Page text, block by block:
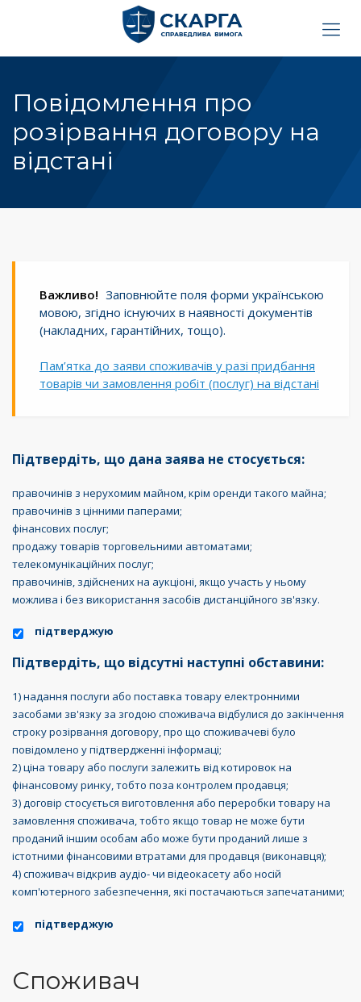
Повідомлення про
розірвання договору на
відстані
Важливо! Заповнюйте поля форми українською
мовою, згідно існуючих в наявності документів
(накладних, гарантійних, тощо).
Пам’ятка до заяви споживачів у разі придбання
товарів чи замовлення робіт (послуг) на відстані
Підтвердіть, що дана заява не стосується:
правочинів з нерухомим майном, крім оренди такого майна;
правочинів з цінними паперами;
фінансових послуг;
продажу товарів торговельними автоматами;
телекомунікаційних послуг;
правочинів, здійснених на аукціоні, якщо участь у ньому
можлива і без використання засобів дистанційного зв'язку.
підтверджую
Підтвердіть, що відсутні наступні обставини:
1) надання послуги або поставка товару електронними
засобами зв'язку за згодою споживача відбулися до закінчення
строку розірвання договору, про що споживачеві було
повідомлено у підтвердженні інформаці;
2) ціна товару або послуги залежить від котировок на
фінансовому ринку, тобто поза контролем продавця;
3) договір стосується виготовлення або переробки товару на
замовлення споживача, тобто якщо товар не може бути
проданий іншим особам або може бути проданий лише з
істотними фінансовими втратами для продавця (виконавця);
4) споживач відкрив аудіо- чи відеокасету або носій
комп'ютерного забезпечення, які постачаються запечатаними;
підтверджую
Споживач